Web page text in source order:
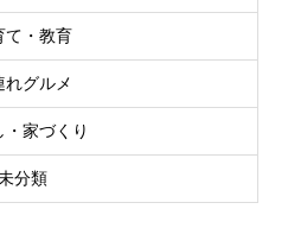
て・教育
れグルメ
・家づくり
分類